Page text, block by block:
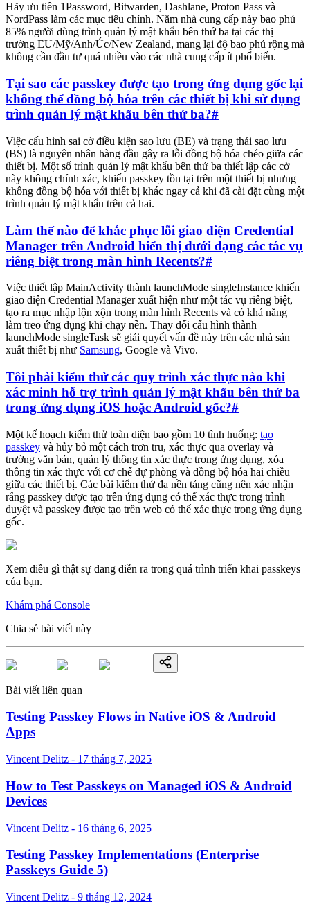
Hãy ưu tiên 1Password, Bitwarden, Dashlane, Proton Pass và
NordPass làm các mục tiêu chính. Năm nhà cung cấp này bao phủ
85% người dùng trình quản lý mật khẩu bên thứ ba tại các thị
trường EU/Mỹ/Anh/Úc/New Zealand, mang lại độ bao phủ rộng mà
không cần đầu tư quá nhiều vào các nhà cung cấp ít phổ biến.
Tại sao các passkey được tạo trong ứng dụng gốc lại
không thể đồng bộ hóa trên các thiết bị khi sử dụng
trình quản lý mật khẩu bên thứ ba?#
Việc cấu hình sai cờ điều kiện sao lưu (BE) và trạng thái sao lưu
(BS) là nguyên nhân hàng đầu gây ra lỗi đồng bộ hóa chéo giữa các
thiết bị. Một số trình quản lý mật khẩu bên thứ ba thiết lập các cờ
này không chính xác, khiến passkey tồn tại trên một thiết bị nhưng
không đồng bộ hóa với thiết bị khác ngay cả khi đã cài đặt cùng một
trình quản lý mật khẩu trên cả hai.
Làm thế nào để khắc phục lỗi giao diện Credential
Manager trên Android hiển thị dưới dạng các tác vụ
riêng biệt trong màn hình Recents?#
Việc thiết lập MainActivity thành launchMode singleInstance khiến
giao diện Credential Manager xuất hiện như một tác vụ riêng biệt,
tạo ra mục nhập lộn xộn trong màn hình Recents và có khả năng
làm treo ứng dụng khi chạy nền. Thay đổi cấu hình thành
launchMode singleTask sẽ giải quyết vấn đề này trên các nhà sản
xuất thiết bị như Samsung, Google và Vivo.
Tôi phải kiểm thử các quy trình xác thực nào khi
xác minh hỗ trợ trình quản lý mật khẩu bên thứ ba
trong ứng dụng iOS hoặc Android gốc?#
Một kế hoạch kiểm thử toàn diện bao gồm 10 tình huống: tạo
passkey và hủy bỏ một cách trơn tru, xác thực qua overlay và
trường văn bản, quản lý thông tin xác thực trong ứng dụng, xóa
thông tin xác thực với cơ chế dự phòng và đồng bộ hóa hai chiều
giữa các thiết bị. Các bài kiểm thử đa nền tảng cũng nên xác nhận
rằng passkey được tạo trên ứng dụng có thể xác thực trong trình
duyệt và passkey được tạo trên web có thể xác thực trong ứng dụng
gốc.
Xem điều gì thật sự đang diễn ra trong quá trình triển khai passkeys
của bạn.
Khám phá Console
Chia sẻ bài viết này
Bài viết liên quan
Testing Passkey Flows in Native iOS & Android
Apps
Vincent Delitz - 17 tháng 7, 2025
How to Test Passkeys on Managed iOS & Android
Devices
Vincent Delitz - 16 tháng 6, 2025
Testing Passkey Implementations (Enterprise
Passkeys Guide 5)
Vincent Delitz - 9 tháng 12, 2024